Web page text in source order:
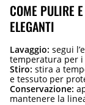
COME PULIRE
ELEGANTI
Lavaggio: segui
temperatura per
Stiro: stira a
e tessuto per
Conservazione:
mantenere la